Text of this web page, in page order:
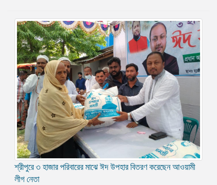
গ্যালারি
বিএনপি-
জামায়াত
সহিংসতা
সংগঠন
নির্বাচনী
ইশতেহার
শ্রীপুরে ৩ হাজার পরিবারের মাঝে ঈদ উপহার বিতরণ করেছেন আওয়ামী
লীগ নেতা